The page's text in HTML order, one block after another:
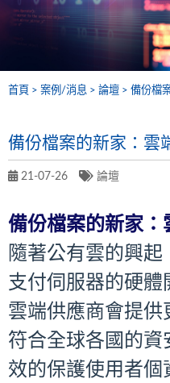
首頁 案例/消息 論壇 備份檔
備份檔案的新家：雲
21-07-26 論壇
備份檔案的新家：
隨著公有雲的興
支付伺服器的硬體
雲端供應商會提供
符合全球各國的
效的保護使用者個